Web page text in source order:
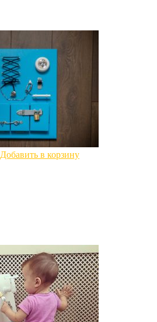
Добавить в корзину